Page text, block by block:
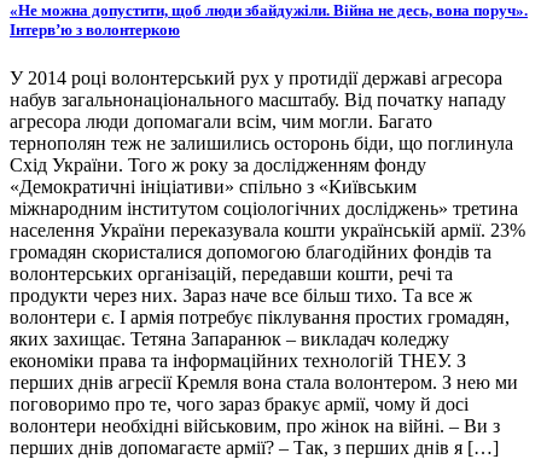
«Не можна допустити, щоб люди збайдужіли. Війна не десь, вона поруч».
Інтерв’ю з волонтеркою
У 2014 році волонтерський рух у протидії державі агресора
набув загальнонаціонального масштабу. Від початку нападу
агресора люди допомагали всім, чим могли. Багато
тернополян теж не залишились осторонь біди, що поглинула
Схід України. Того ж року за дослідженням фонду
«Демократичні ініціативи» спільно з «Київським
міжнародним інститутом соціологічних досліджень» третина
населення України переказувала кошти українській армії. 23%
громадян скористалися допомогою благодійних фондів та
волонтерських організацій, передавши кошти, речі та
продукти через них. Зараз наче все більш тихо. Та все ж
волонтери є. І армія потребує піклування простих громадян,
яких захищає. Тетяна Запаранюк – викладач коледжу
економіки права та інформаційних технологій ТНЕУ. З
перших днів агресії Кремля вона стала волонтером. З нею ми
поговоримо про те, чого зараз бракує армії, чому й досі
волонтери необхідні військовим, про жінок на війні. – Ви з
перших днів допомагаєте армії? – Так, з перших днів я […]